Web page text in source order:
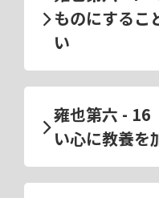
ものにするこ
い
雍也第六 -
い心に教養を